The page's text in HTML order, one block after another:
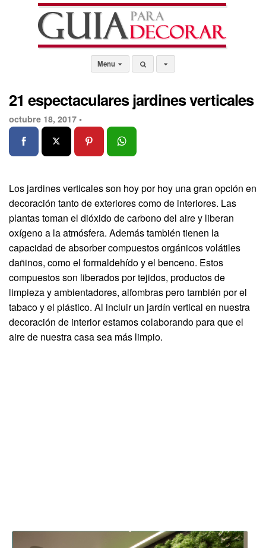
Menu
21 espectaculares jardines verticales
octubre 18, 2017 •
Los jardines verticales son hoy por hoy una gran opción en
decoración tanto de exteriores como de interiores. Las
plantas toman el dióxido de carbono del aire y liberan
oxígeno a la atmósfera. Además también tienen la
capacidad de absorber compuestos orgánicos volátiles
dañinos, como el formaldehído y el benceno. Estos
compuestos son liberados por tejidos, productos de
limpieza y ambientadores, alfombras pero también por el
tabaco y el plástico. Al incluir un jardín vertical en nuestra
decoración de interior estamos colaborando para que el
aire de nuestra casa sea más limpio.